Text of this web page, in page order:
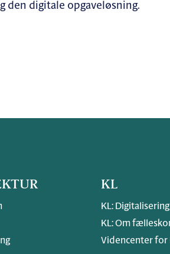
den digitale opgaveløsning.
KL
KL:
KL: Om
Videncenter for